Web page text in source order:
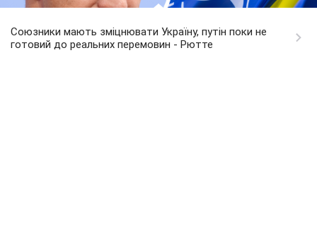
Союзники мають зміцнювати Україну, путін поки не
готовий до реальних перемовин - Рютте